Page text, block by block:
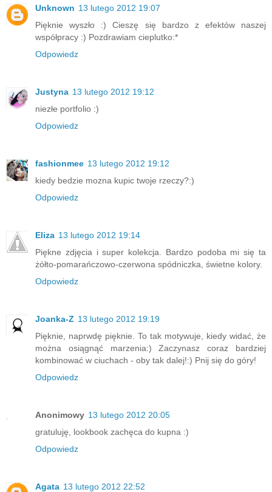
Unknown 13 lutego 2012 19:07
Pięknie wyszło :) Cieszę się bardzo z efektów naszej
współpracy :) Pozdrawiam cieplutko:*
Odpowiedz
Justyna 13 lutego 2012 19:12
niezłe portfolio :)
Odpowiedz
fashionmee 13 lutego 2012 19:12
kiedy bedzie mozna kupic twoje rzeczy?:)
Odpowiedz
Eliza 13 lutego 2012 19:14
Piękne zdjęcia i super kolekcja. Bardzo podoba mi się ta
żółto-pomarańczowo-czerwona spódniczka, świetne kolory.
Odpowiedz
Joanka-Z 13 lutego 2012 19:19
Pięknie, naprwdę pięknie. To tak motywuje, kiedy widać, że
można osiągnąć marzenia:) Zaczynasz coraz bardziej
kombinować w ciuchach - oby tak dalej!:) Pnij się do góry!
Odpowiedz
Anonimowy 13 lutego 2012 20:05
gratuluję, lookbook zachęca do kupna :)
Odpowiedz
Agata 13 lutego 2012 22:52